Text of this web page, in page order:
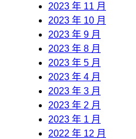
2023 年 11 月
2023 年 10 月
2023 年 9 月
2023 年 8 月
2023 年 5 月
2023 年 4 月
2023 年 3 月
2023 年 2 月
2023 年 1 月
2022 年 12 月